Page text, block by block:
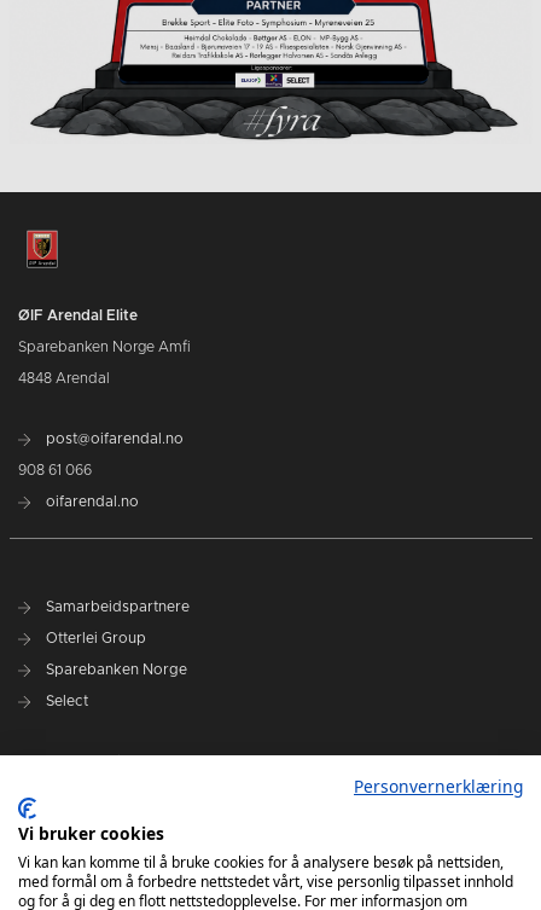
ØIF Arendal Elite
Sparebanken Norge Amfi
4848 Arendal
post@oifarendal.no
908 61 066
oifarendal.no
Samarbeidspartnere
Otterlei Group
Sparebanken Norge
Select
Spillerstall
Administrasjon
Styret
Personvernerklæring
Vi bruker cookies
Vi kan kan komme til å bruke cookies for å analysere besøk på nettsiden,
med formål om å forbedre nettstedet vårt, vise personlig tilpasset innhold
og for å gi deg en flott nettstedopplevelse. For mer informasjon om